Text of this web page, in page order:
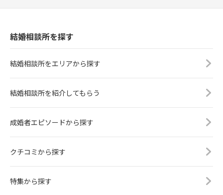
結婚相談所を探す
結婚相談所をエリアから探す
結婚相談所を紹介してもらう
成婚者エピソードから探す
クチコミから探す
特集から探す